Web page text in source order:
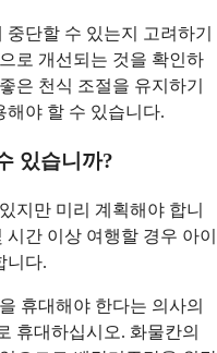
단할 수 있는지 고려하기
로 개선되는 것을 확인하
은 천식 조절을 유지하기
해야 할 수 있습니다.
있습니까?
지만 미리 계획해야 합니
간 이상 여행할 경우 아이
니다.
휴대해야 한다는 의사의
휴대하십시오. 화물칸의